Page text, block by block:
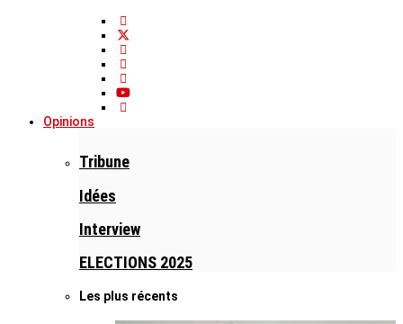
Opinions
Tribune
Idées
Interview
ELECTIONS 2025
Les plus récents